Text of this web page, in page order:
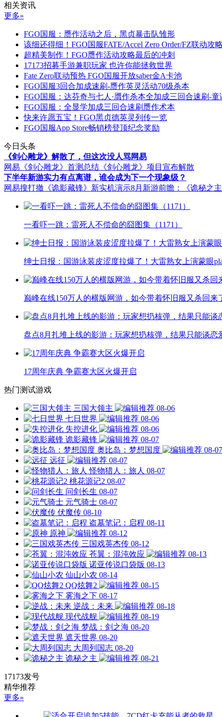
相关资讯
更多»
FGO国服：赝作活动之后，黑贞暴击队雏形
该细还得细！FGO国服FATE/Accel Zero Order/FZ联动攻略
超精美制作！FGO赝作活动攻略最后的冲刺
17173招募手游兼职玩家 也许你能拯救世界
Fate Zero联动预热 FGO国服开放saber金A卡池
FGO国服3回合加成速刷-赝作英灵活动70级杀本
FGO国服：达芬奇与七人·贋作杀本全加成三回合速刷-童
FGO国服：全显学加成三回合速刷赝作术本
快来许愿五宝！FGO黑贞德英灵列传一览
FGO国服App Store畅销榜登顶纪念奖励
今日头条
《剑心雕龙》解散了，但这次没人骂网易
网易《剑心雕龙》首测总结 《剑心雕龙》项目宣布解散
下半年新游实力有点离谱，谁会成为下一个现象级？
网易搜打撤《诡影藏锋》新实机演示8月新游前瞻：《诡秘之
一看吓一跳：雷死人不偿命的囧图集（1171）
绅士日报：国游泳装皮涩度拉爆了！大雷熟女上演蒙眼
巅峰在线150万人的横版网游，如今带着怀旧服又杀回来
盘点8月扎堆上线的影游：玩家想扔核弹，结果只能谈恋
17周年庆典 争霸赛大区火爆开启
热门测试游戏
三国大领主
08-06
七日世界
08-06
失控进化
08-06
诡影藏锋
08-07
奥比岛：梦想国度
08-07
远征
08-07
怪物猎人：旅人 08-07
桃花源记2 08-07
问剑长生 08-07
元气骑士 08-07
伏魔传 08-10
盗墓笔记：启程 08-11
原神
08-12
三国戏英杰传 08-12
苍翼：混沌效应
08-13
诺亚传说口袋版 08-13
仙山小农 08-14
QQ炫舞2
08-15
雾海之下 08-17
逆战：未来
08-18
现代战舰
08-19
梦战：剑之海 08-20
遮天世界 08-20
大周列国志 08-20
诡秘之主
08-21
17173发号
精华推荐
更多»